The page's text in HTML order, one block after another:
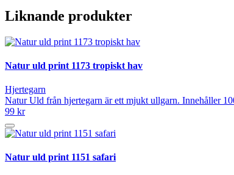
Liknande produkter
Natur uld print 1173 tropiskt hav
Hjertegarn
Natur Uld från hjertegarn är ett mjukt ullgarn. Innehåller
99 kr
Natur uld print 1151 safari